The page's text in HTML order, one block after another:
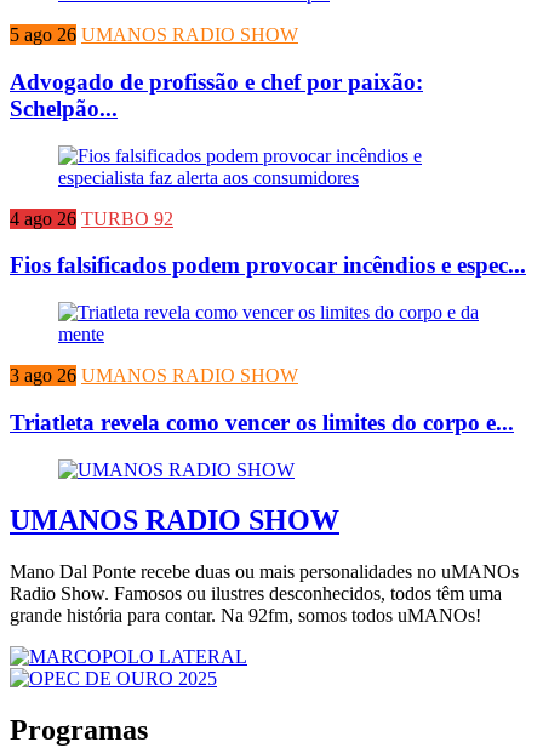
5 ago 26 UMANOS RADIO SHOW
Advogado de profissão e chef por paixão:
Schelpão...
4 ago 26 TURBO 92
Fios falsificados podem provocar incêndios e espec...
3 ago 26 UMANOS RADIO SHOW
Triatleta revela como vencer os limites do corpo e...
UMANOS RADIO SHOW
Mano Dal Ponte recebe duas ou mais personalidades no uMANOs
Radio Show. Famosos ou ilustres desconhecidos, todos têm uma
grande história para contar. Na 92fm, somos todos uMANOs!
Programas